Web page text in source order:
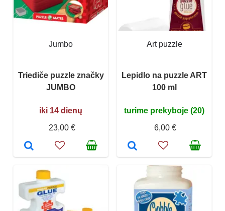
Jumbo
Triediče puzzle značky
JUMBO
iki 14 dienų
23,00 €
Art puzzle
Lepidlo na puzzle ART
100 ml
turime prekyboje (20)
6,00 €